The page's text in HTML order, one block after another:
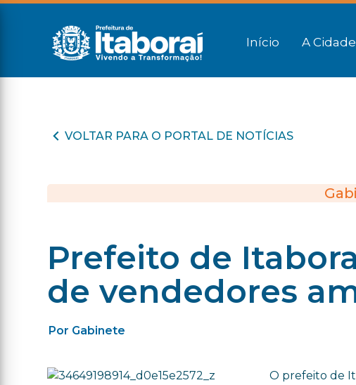
Início A Cidade
VOLTAR PARA O PORTAL DE NOTÍCIAS
Prefeito de
de vendedores
Por Gabinete
O prefeito de